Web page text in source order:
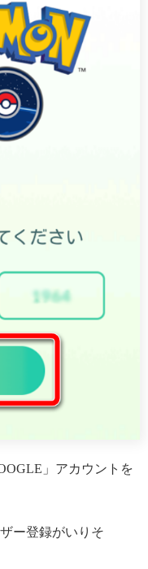
」アカウントを
ー登録がいりそ